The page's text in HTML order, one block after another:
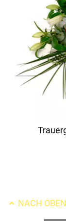
NACH